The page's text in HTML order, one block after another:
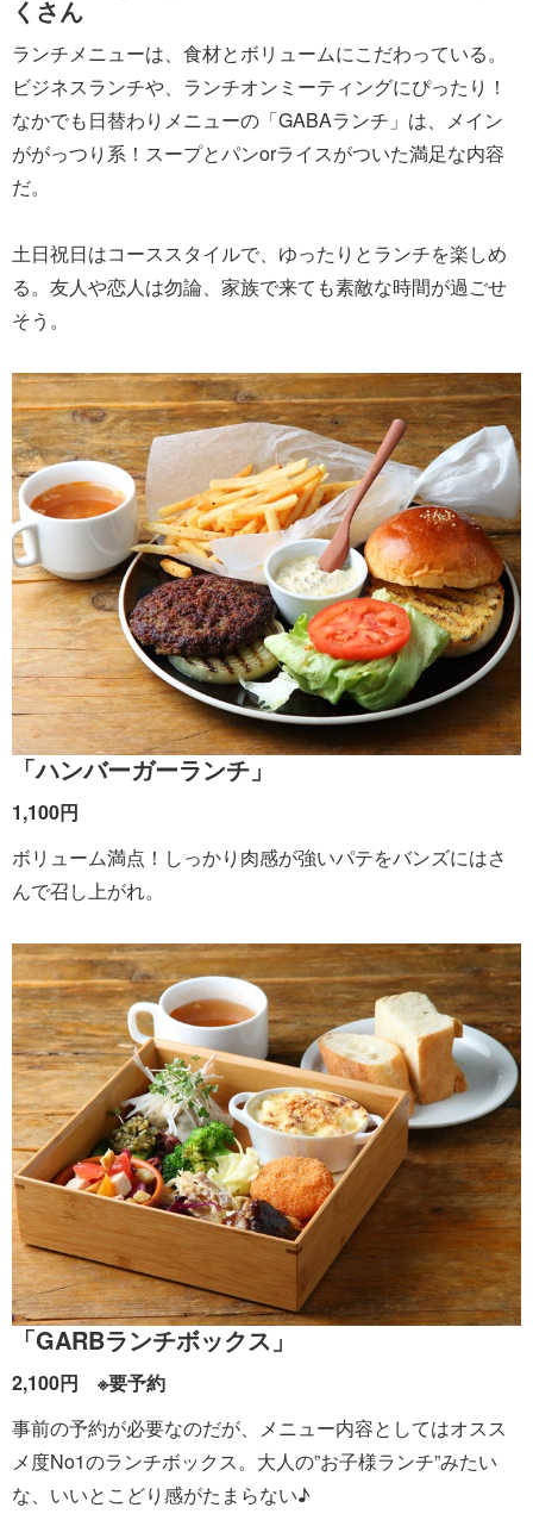
くさん
ランチメニューは、食材とボリュームにこだわっている。
ビジネスランチや、ランチオンミーティングにぴったり！
なかでも日替わりメニューの「GABAランチ」は、メイン
ががっつり系！スープとパンorライスがついた満足な内容
だ。
土日祝日はコーススタイルで、ゆったりとランチを楽しめ
る。友人や恋人は勿論、家族で来ても素敵な時間が過ごせ
そう。
「ハンバーガーランチ」
1,100円
ボリューム満点！しっかり肉感が強いパテをバンズにはさ
んで召し上がれ。
「GARBランチボックス」
2,100円 ※要予約
事前の予約が必要なのだが、メニュー内容としてはオスス
メ度No1のランチボックス。大人の”お子様ランチ”みたい
な、いいとこどり感がたまらない♪